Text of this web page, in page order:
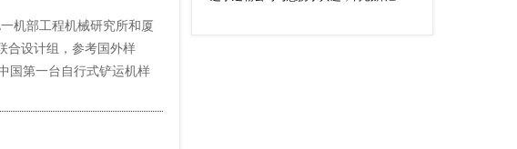
机部工程机械研究所和厦
合设计组，参考国外样
国第一台自行式铲运机样